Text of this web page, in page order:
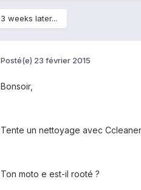
3 weeks later...
Posté(e) 23 février 2015
Bonsoir,
Tente un nettoyage avec
Ton moto e est-il rooté ?